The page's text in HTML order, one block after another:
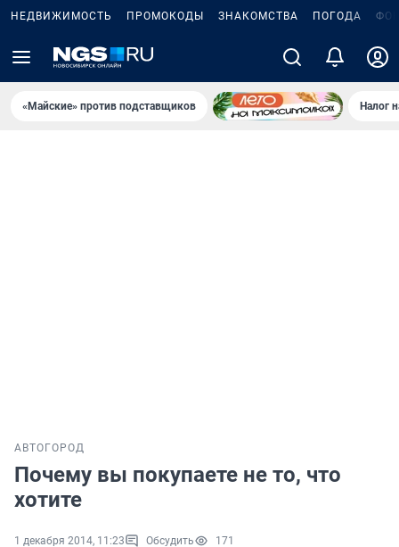
НЕДВИЖИМОСТЬ ПРОМОКОДЫ ЗНАКОМСТВА ПОГОДА
«Майские» против подставщиков Налог
АВТО ГОРОД
Почему вы покупаете не то, что
хотите
1 декабря 2014, 11:23 Обсудить 171